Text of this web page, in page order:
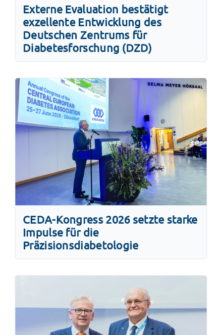
Externe Evaluation bestätigt
exzellente Entwicklung des
Deutschen Zentrums für
Diabetesforschung (DZD)
CEDA-Kongress 2026 setzte starke
Impulse für die
Präzisionsdiabetologie